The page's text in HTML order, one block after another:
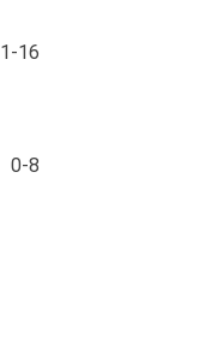
1-16
0-8